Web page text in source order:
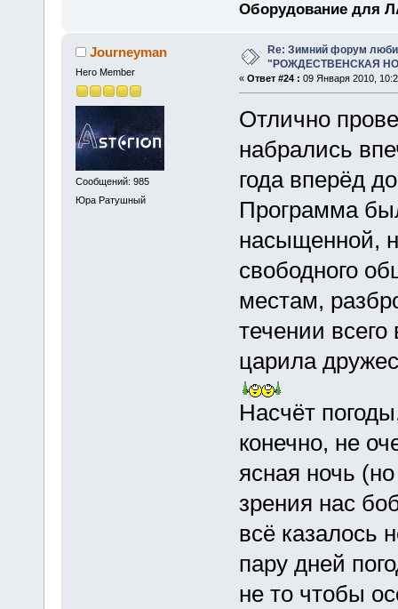
Оборудование для
Journeyman
Hero Member
Сообщений: 985
Юра Ратушный
Re: Зимний форум
"РОЖДЕСТВЕНСКАЯ
« Ответ #24 : 09 Января 2010,
Отлично
набрались
года вперёд
Программа
насыщенной,
свободного
местам,
течении
царила
Насчёт
конечно, не
ясная ночь
зрения нас
всё казалось
пару дней
не то чтобы